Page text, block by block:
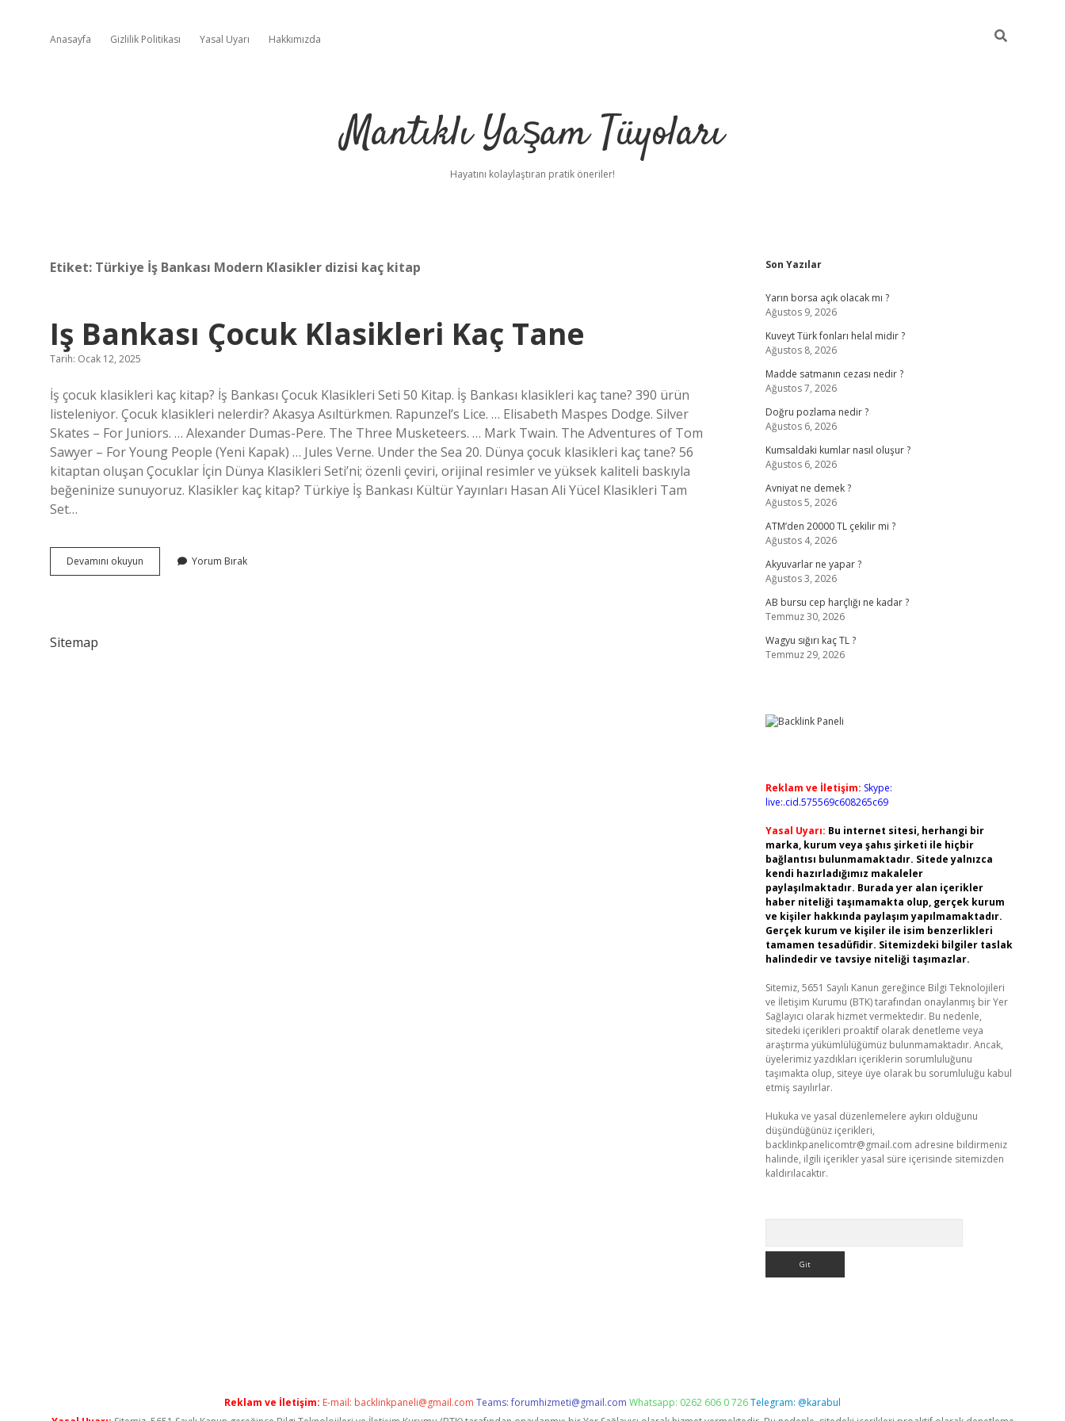
Anasayfa Gizlilik Politikası Yasal Uyarı Hakkımızda
Mantıklı Yaşam Tüyoları
Hayatını kolaylaştıran pratik öneriler!
Etiket: Türkiye İş Bankası Modern Klasikler dizisi kaç kitap
Iş Bankası Çocuk Klasikleri Kaç Tane
Tarih: Ocak 12, 2025
İş çocuk klasikleri kaç kitap? İş Bankası Çocuk Klasikleri Seti 50 Kitap. İş Bankası klasikleri kaç tane? 390 ürün
listeleniyor. Çocuk klasikleri nelerdir? Akasya Asıltürkmen. Rapunzel’s Lice. … Elisabeth Maspes Dodge. Silver
Skates – For Juniors. … Alexander Dumas-Pere. The Three Musketeers. … Mark Twain. The Adventures of Tom
Sawyer – For Young People (Yeni Kapak) … Jules Verne. Under the Sea 20. Dünya çocuk klasikleri kaç tane? 56
kitaptan oluşan Çocuklar İçin Dünya Klasikleri Seti’ni; özenli çeviri, orijinal resimler ve yüksek kaliteli baskıyla
beğeninize sunuyoruz. Klasikler kaç kitap? Türkiye İş Bankası Kültür Yayınları Hasan Ali Yücel Klasikleri Tam
Set…
Devamını okuyun
Bankası
Yorum Bırak
Sitemap
Sidebar
Son Yazılar
Yarın borsa açık olacak mı ?
Ağustos 9, 2026
Kuveyt Türk fonları helal midir ?
Ağustos 8, 2026
Madde satmanın cezası nedir ?
Ağustos 7, 2026
Doğru pozlama nedir ?
Ağustos 6, 2026
Kumsaldaki kumlar nasıl oluşur ?
Ağustos 6, 2026
Avniyat ne demek ?
Ağustos 5, 2026
ATM’den 20000 TL çekilir mi ?
Ağustos 4, 2026
Akyuvarlar ne yapar ?
Ağustos 3, 2026
AB bursu cep harçlığı ne kadar ?
Temmuz 30, 2026
Wagyu sığırı kaç TL ?
Temmuz 29, 2026
Reklam ve İletişim: Skype:
live:.cid.575569c608265c69
Yasal Uyarı: Bu internet sitesi, herhangi bir
marka, kurum veya şahıs şirketi ile hiçbir
bağlantısı bulunmamaktadır. Sitede yalnızca
kendi hazırladığımız makaleler
paylaşılmaktadır. Burada yer alan içerikler
haber niteliği taşımamakta olup, gerçek kurum
ve kişiler hakkında paylaşım yapılmamaktadır.
Gerçek kurum ve kişiler ile isim benzerlikleri
tamamen tesadüfidir. Sitemizdeki bilgiler taslak
halindedir ve tavsiye niteliği taşımazlar.
Sitemiz, 5651 Sayılı Kanun gereğince Bilgi Teknolojileri
ve İletişim Kurumu (BTK) tarafından onaylanmış bir Yer
Sağlayıcı olarak hizmet vermektedir. Bu nedenle,
sitedeki içerikleri proaktif olarak denetleme veya
araştırma yükümlülüğümüz bulunmamaktadır. Ancak,
üyelerimiz yazdıkları içeriklerin sorumluluğunu
taşımakta olup, siteye üye olarak bu sorumluluğu kabul
etmiş sayılırlar.
Hukuka ve yasal düzenlemelere aykırı olduğunu
düşündüğünüz içerikleri,
backlinkpanelicomtr@gmail.com adresine bildirmeniz
halinde, ilgili içerikler yasal süre içerisinde sitemizden
kaldırılacaktır.
Reklam ve İletişim: E-mail: backlinkpaneli@gmail.com Teams:forumhizmeti@gmail.com Whatsapp: 0262 606 0 726Telegram: @karabul